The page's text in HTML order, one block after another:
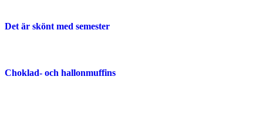
Det är skönt med semester
Choklad- och hallonmuffins